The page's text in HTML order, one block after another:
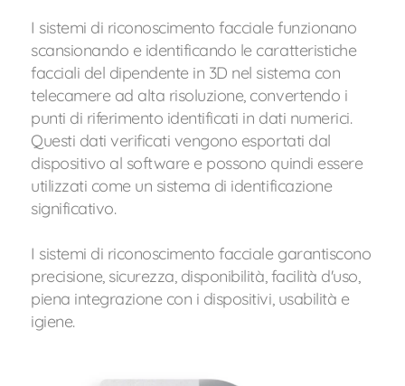
I sistemi di riconoscimento facciale funzionano
scansionando e identificando le caratteristiche
facciali del dipendente in 3D nel sistema con
telecamere ad alta risoluzione, convertendo i
punti di riferimento identificati in dati numerici.
Questi dati verificati vengono esportati dal
dispositivo al software e possono quindi essere
utilizzati come un sistema di identificazione
significativo.
I sistemi di riconoscimento facciale garantiscono
precisione, sicurezza, disponibilità, facilità d'uso,
piena integrazione con i dispositivi, usabilità e
igiene.